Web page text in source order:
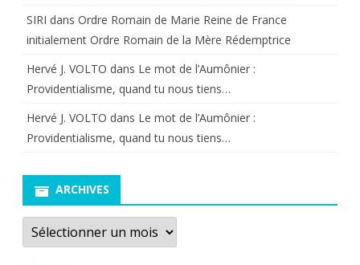
SIRI dans Ordre Romain de Marie Reine de France
initialement Ordre Romain de la Mère Rédemptrice
Hervé J. VOLTO dans Le mot de l’Aumônier :
Providentialisme, quand tu nous tiens…
Hervé J. VOLTO dans Le mot de l’Aumônier :
Providentialisme, quand tu nous tiens…
ARCHIVES
Archives